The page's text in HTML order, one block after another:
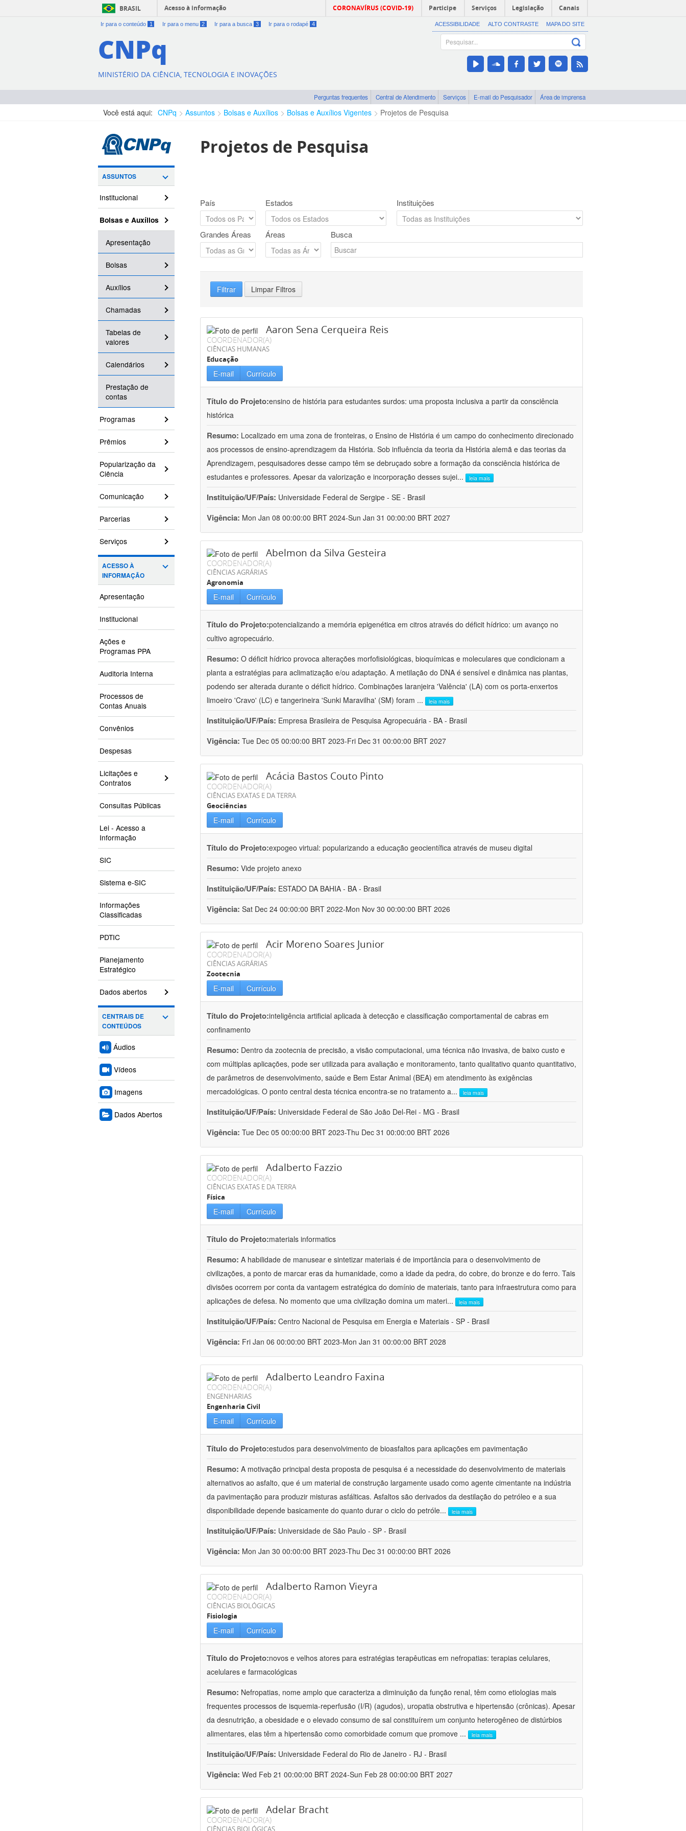
BRASIL Acesso à informação CORONAVÍRUS (COVID-19) Participe Serviços Legislação Canais
Ir para o conteúdo 1 Ir para o menu 2 Ir para a busca 3 Ir para o rodapé 4 ACESSIBILIDADE ALTO CONTRASTE MAPA DO SITE
CNPq
MINISTÉRIO DA CIÊNCIA, TECNOLOGIA E INOVAÇÕES
Perguntas frequentes Central de Atendimento Serviços E-mail do Pesquisador Área de imprensa
Você está aqui: CNPq Assuntos Bolsas e Auxílios Bolsas e Auxílios Vigentes Projetos de Pesquisa
ASSUNTOS
Institucional
Bolsas e Auxílios
Apresentação
Bolsas
Auxílios
Chamadas
Tabelas de
valores
Calendários
Prestação de
contas
Programas
Prêmios
Popularização da
Ciência
Comunicação
Parcerias
Serviços
ACESSO À
INFORMAÇÃO
Apresentação
Institucional
Ações e
Programas PPA
Auditoria Interna
Processos de
Contas Anuais
Convênios
Despesas
Licitações e
Contratos
Consultas Públicas
Lei - Acesso a
Informação
SIC
Sistema e-SIC
Informações
Classificadas
PDTIC
Planejamento
Estratégico
Dados abertos
CENTRAIS DE
CONTEÚDOS
Áudios
Vídeos
Imagens
Dados Abertos
Projetos de Pesquisa
País Estados Instituições
Grandes Áreas Áreas Busca
Filtrar Limpar Filtros
Aaron Sena Cerqueira Reis
COORDENADOR(A)
CIÊNCIAS HUMANAS
Educação
E-mail Currículo
Título do Projeto:ensino de história para estudantes surdos: uma proposta inclusiva a partir da consciência
histórica
Resumo: Localizado em uma zona de fronteiras, o Ensino de História é um campo do conhecimento direcionado
aos processos de ensino-aprendizagem da História. Sob influência da teoria da História alemã e das teorias da
Aprendizagem, pesquisadores desse campo têm se debruçado sobre a formação da consciência histórica de
estudantes e professores. Apesar da valorização e incorporação desses sujei... leia mais
Instituição/UF/País: Universidade Federal de Sergipe - SE - Brasil
Vigência: Mon Jan 08 00:00:00 BRT 2024-Sun Jan 31 00:00:00 BRT 2027
Abelmon da Silva Gesteira
COORDENADOR(A)
CIÊNCIAS AGRÁRIAS
Agronomia
E-mail Currículo
Título do Projeto:potencializando a memória epigenética em citros através do déficit hídrico: um avanço no
cultivo agropecuário.
Resumo: O déficit hídrico provoca alterações morfofisiológicas, bioquímicas e moleculares que condicionam a
planta a estratégias para aclimatização e/ou adaptação. A metilação do DNA é sensível e dinâmica nas plantas,
podendo ser alterada durante o déficit hídrico. Combinações laranjeira 'Valência' (LA) com os porta-enxertos
limoeiro 'Cravo' (LC) e tangerineira 'Sunki Maravilha' (SM) foram ... leia mais
Instituição/UF/País: Empresa Brasileira de Pesquisa Agropecuária - BA - Brasil
Vigência: Tue Dec 05 00:00:00 BRT 2023-Fri Dec 31 00:00:00 BRT 2027
Acácia Bastos Couto Pinto
COORDENADOR(A)
CIÊNCIAS EXATAS E DA TERRA
Geociências
E-mail Currículo
Título do Projeto:expogeo virtual: popularizando a educação geocientífica através de museu digital
Resumo: Vide projeto anexo
Instituição/UF/País: ESTADO DA BAHIA - BA - Brasil
Vigência: Sat Dec 24 00:00:00 BRT 2022-Mon Nov 30 00:00:00 BRT 2026
Acir Moreno Soares Junior
COORDENADOR(A)
CIÊNCIAS AGRÁRIAS
Zootecnia
E-mail Currículo
Título do Projeto:inteligência artificial aplicada à detecção e classificação comportamental de cabras em
confinamento
Resumo: Dentro da zootecnia de precisão, a visão computacional, uma técnica não invasiva, de baixo custo e
com múltiplas aplicações, pode ser utilizada para avaliação e monitoramento, tanto qualitativo quanto quantitativo,
de parâmetros de desenvolvimento, saúde e Bem Estar Animal (BEA) em atendimento às exigências
mercadológicas. O ponto central desta técnica encontra-se no tratamento a... leia mais
Instituição/UF/País: Universidade Federal de São João Del-Rei - MG - Brasil
Vigência: Tue Dec 05 00:00:00 BRT 2023-Thu Dec 31 00:00:00 BRT 2026
Adalberto Fazzio
COORDENADOR(A)
CIÊNCIAS EXATAS E DA TERRA
Física
E-mail Currículo
Título do Projeto:materials informatics
Resumo: A habilidade de manusear e sintetizar materiais é de importância para o desenvolvimento de
civilizações, a ponto de marcar eras da humanidade, como a idade da pedra, do cobre, do bronze e do ferro. Tais
divisões ocorrem por conta da vantagem estratégica do domínio de materiais, tanto para infraestrutura como para
aplicações de defesa. No momento que uma civilização domina um materi... leia mais
Instituição/UF/País: Centro Nacional de Pesquisa em Energia e Materiais - SP - Brasil
Vigência: Fri Jan 06 00:00:00 BRT 2023-Mon Jan 31 00:00:00 BRT 2028
Adalberto Leandro Faxina
COORDENADOR(A)
ENGENHARIAS
Engenharia Civil
E-mail Currículo
Título do Projeto:estudos para desenvolvimento de bioasfaltos para aplicações em pavimentação
Resumo: A motivação principal desta proposta de pesquisa é a necessidade do desenvolvimento de materiais
alternativos ao asfalto, que é um material de construção largamente usado como agente cimentante na indústria
da pavimentação para produzir misturas asfálticas. Asfaltos são derivados da destilação do petróleo e a sua
disponibilidade depende basicamente do quanto durar o ciclo do petróle... leia mais
Instituição/UF/País: Universidade de São Paulo - SP - Brasil
Vigência: Mon Jan 30 00:00:00 BRT 2023-Thu Dec 31 00:00:00 BRT 2026
Adalberto Ramon Vieyra
COORDENADOR(A)
CIÊNCIAS BIOLÓGICAS
Fisiologia
E-mail Currículo
Título do Projeto:novos e velhos atores para estratégias terapêuticas em nefropatias: terapias celulares,
acelulares e farmacológicas
Resumo: Nefropatias, nome amplo que caracteriza a diminuição da função renal, têm como etiologias mais
frequentes processos de isquemia-reperfusão (I/R) (agudos), uropatia obstrutiva e hipertensão (crônicas). Apesar
da desnutrição, a obesidade e o elevado consumo de sal constituírem um conjunto heterogêneo de distúrbios
alimentares, elas têm a hipertensão como comorbidade comum que promove ... leia mais
Instituição/UF/País: Universidade Federal do Rio de Janeiro - RJ - Brasil
Vigência: Wed Feb 21 00:00:00 BRT 2024-Sun Feb 28 00:00:00 BRT 2027
Adelar Bracht
COORDENADOR(A)
CIÊNCIAS BIOLÓGICAS